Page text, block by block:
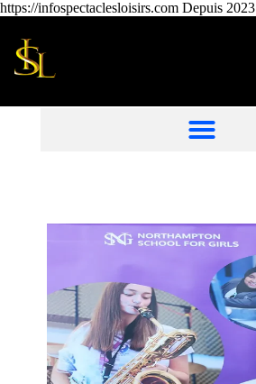
https://infospectaclesloisirs.com Depuis 2023